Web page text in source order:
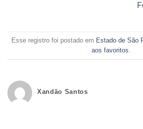
Esse registro foi postado em Estado de São
aos favoritos
Xandão Santos